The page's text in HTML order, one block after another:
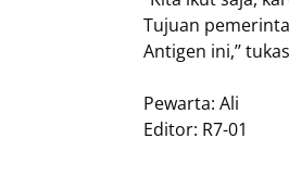
Tujuan
Antigen ini,’’
Pewarta: Ali
Editor: R7-01